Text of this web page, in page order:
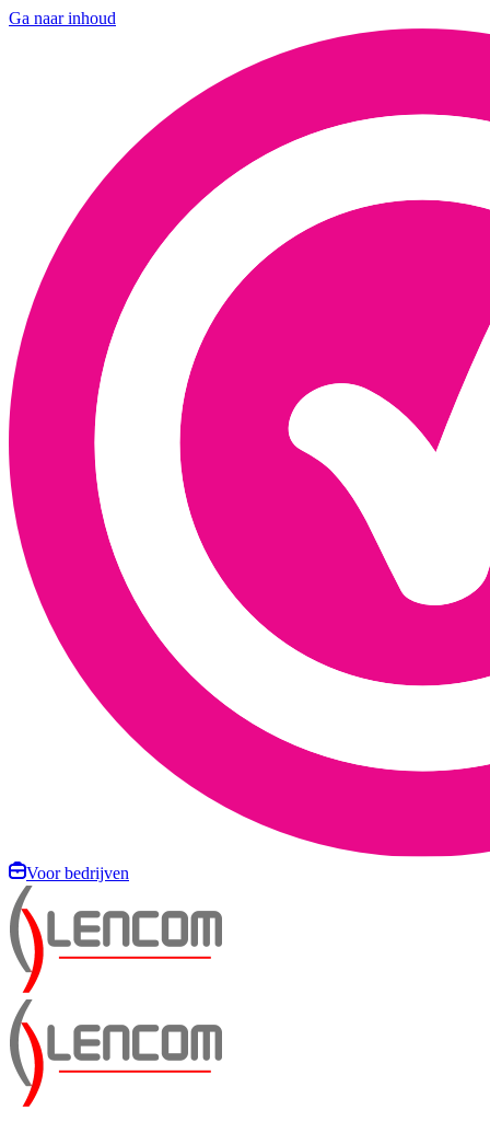
Ga naar inhoud
Voor bedrijven